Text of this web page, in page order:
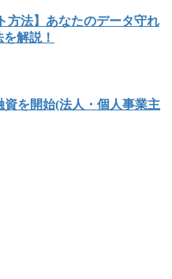
方法】あなたのデータ守れ
解説！
を開始(法人・個人事業主